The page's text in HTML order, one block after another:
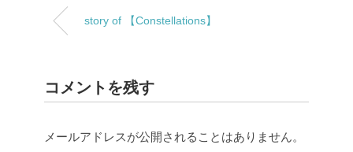
story of 【Constellations】
コメントを残す
メールアドレスが公開されることはありません。